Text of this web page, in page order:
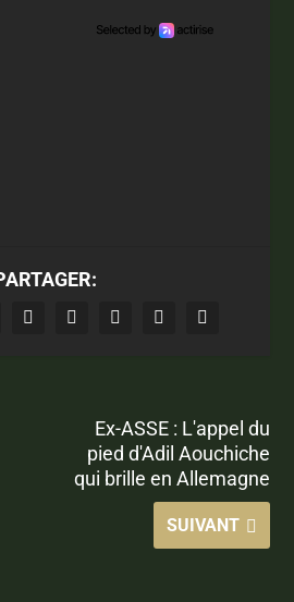
Ex-ASSE : L'appel du
pied d'Adil Aouchiche
qui brille en Allemagne
SUIVANT